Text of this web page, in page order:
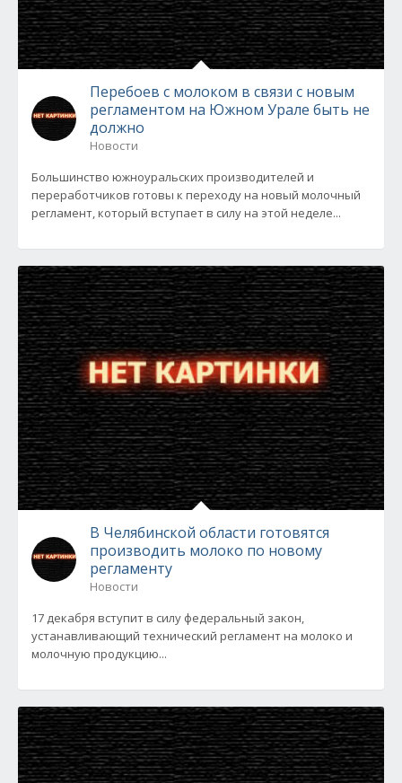
Перебоев с молоком в связи с новым
регламентом на Южном Урале быть не
должно
Новости
Большинство южноуральских производителей и
переработчиков готовы к переходу на новый молочный
регламент, который вступает в силу на этой неделе...
В Челябинской области готовятся
производить молоко по новому
регламенту
Новости
17 декабря вступит в силу федеральный закон,
устанавливающий технический регламент на молоко и
молочную продукцию...